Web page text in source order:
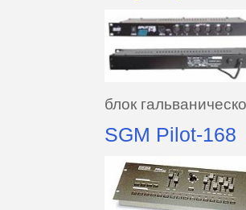
блок
SGM Pilot-168